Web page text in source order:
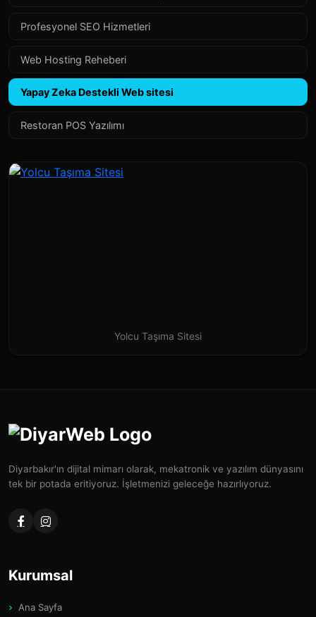
Profesyonel SEO Hizmetleri
Web Hosting Reheberi
Yapay Zeka Destekli Web sitesi
Restoran POS Yazılımı
Yolcu Taşıma Sitesi
Diyarbakır'ın dijital mimarı olarak, mekatronik ve yazılım dünyasını
tek bir potada eritiyoruz. İşletmenizi geleceğe hazırlıyoruz.
Kurumsal
Ana Sayfa